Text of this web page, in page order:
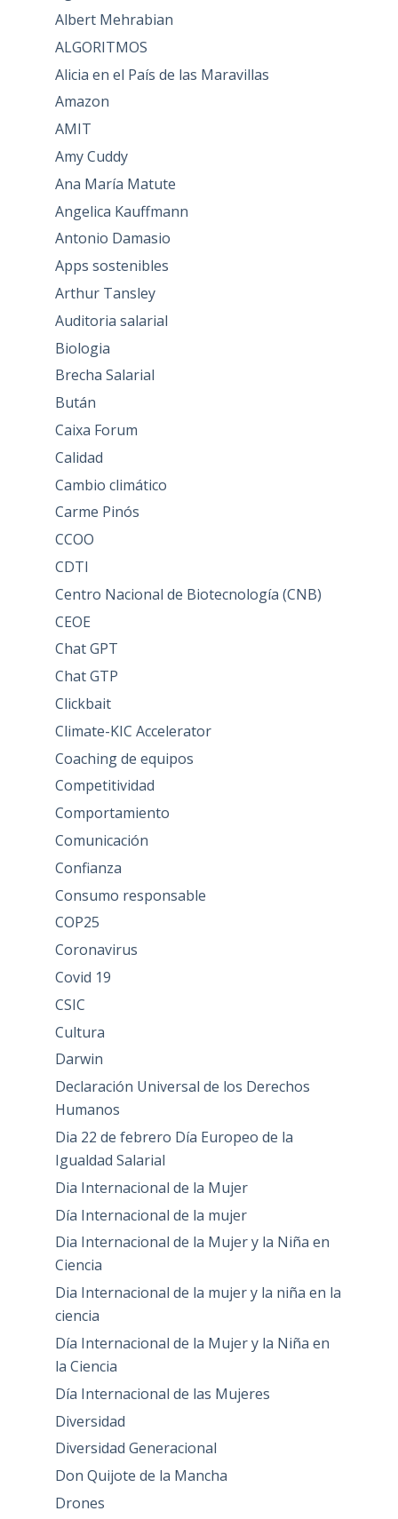
Albert Mehrabian
ALGORITMOS
Alicia en el País de las Maravillas
Amazon
AMIT
Amy Cuddy
Ana María Matute
Angelica Kauffmann
Antonio Damasio
Apps sostenibles
Arthur Tansley
Auditoria salarial
Biologia
Brecha Salarial
Bután
Caixa Forum
Calidad
Cambio climático
Carme Pinós
CCOO
CDTI
Centro Nacional de Biotecnología (CNB)
CEOE
Chat GPT
Chat GTP
Clickbait
Climate-KIC Accelerator
Coaching de equipos
Competitividad
Comportamiento
Comunicación
Confianza
Consumo responsable
COP25
Coronavirus
Covid 19
CSIC
Cultura
Darwin
Declaración Universal de los Derechos
Humanos
Dia 22 de febrero Día Europeo de la
Igualdad Salarial
Dia Internacional de la Mujer
Día Internacional de la mujer
Dia Internacional de la Mujer y la Niña en
Ciencia
Dia Internacional de la mujer y la niña en la
ciencia
Día Internacional de la Mujer y la Niña en
la Ciencia
Día Internacional de las Mujeres
Diversidad
Diversidad Generacional
Don Quijote de la Mancha
Drones